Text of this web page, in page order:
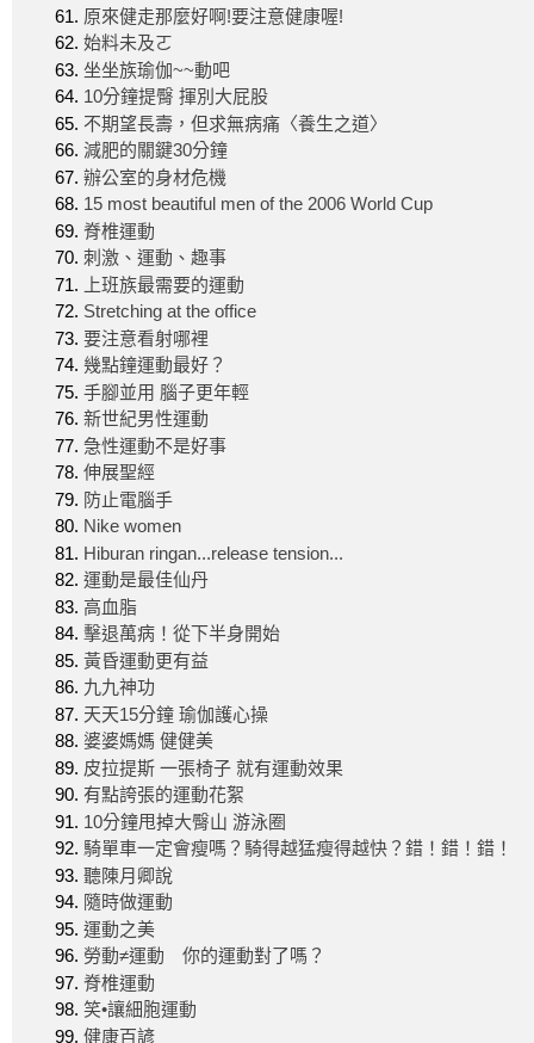
原來健走那麼好啊!要注意健康喔!
始料未及ㄛ
坐坐族瑜伽~~動吧
10分鐘提臀 揮別大屁股
不期望長壽，但求無病痛〈養生之道〉
減肥的關鍵30分鐘
辦公室的身材危機
15 most beautiful men of the 2006 World Cup
脊椎運動
刺激、運動、趣事
上班族最需要的運動
Stretching at the office
要注意看射哪裡
幾點鐘運動最好？
手腳並用 腦子更年輕
新世紀男性運動
急性運動不是好事
伸展聖經
防止電腦手
Nike women
Hiburan ringan...release tension...
運動是最佳仙丹
高血脂
擊退萬病！從下半身開始
黃昏運動更有益
九九神功
天天15分鐘 瑜伽護心操
婆婆媽媽 健健美
皮拉提斯 一張椅子 就有運動效果
有點誇張的運動花絮
10分鐘甩掉大臀山 游泳圈
騎單車一定會瘦嗎？騎得越猛瘦得越快？錯！錯！錯！
聽陳月卿說
隨時做運動
運動之美
勞動≠運動 你的運動對了嗎？
脊椎運動
笑•讓細胞運動
健康百諺